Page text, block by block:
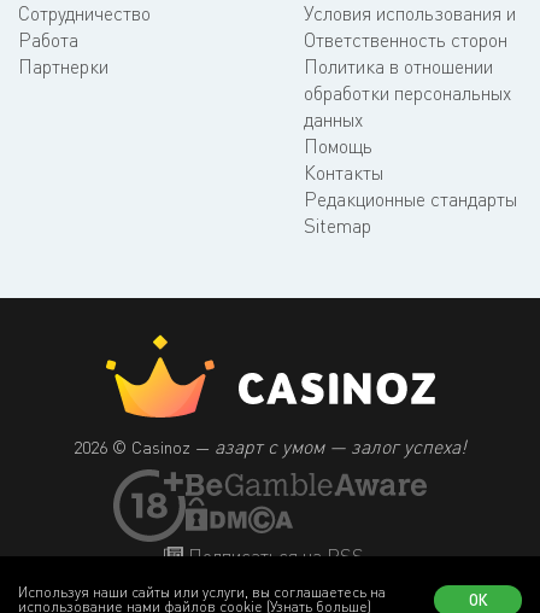
Сотрудничество
Работа
Партнерки
Условия использования и
Ответственность сторон
Политика в отношении
обработки персональных
данных
Помощь
Контакты
Редакционные стандарты
Sitemap
2026 © Casinoz — азарт с умом — залог успеха!
Подписаться на RSS
Используя наши сайты или услуги, вы соглашаетесь на
использование нами файлов cookie (Узнать больше) ОК